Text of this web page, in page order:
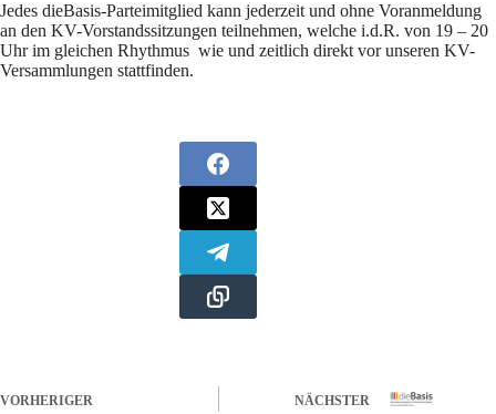
Jedes dieBasis-Parteimitglied kann jederzeit und ohne Voranmeldung
an den KV-Vorstandssitzungen teilnehmen, welche i.d.R. von 19 – 20
Uhr im gleichen Rhythmus wie und zeitlich direkt vor unseren KV-
Versammlungen stattfinden.
VORHERIGER NÄCHSTER